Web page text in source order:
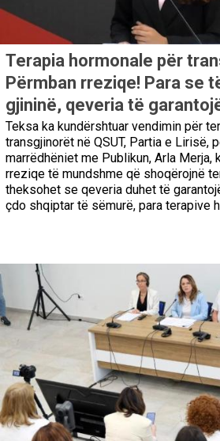
Terapia hormonale për
Përmban rreziqe! Para se
gjininë, qeveria të
Teksa ka kundërshtuar vendimin për
transgjinorët në QSUT, Partia e Lirisë,
marrëdhëniet me Publikun, Arla Merja,
rreziqe të mundshme që shoqërojnë
theksohet se qeveria duhet të
çdo shqiptar të sëmurë, para terapive